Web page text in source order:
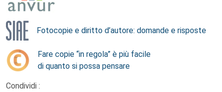
Fotocopie e diritto d’autore: domande e risposte
Fare copie “in regola” è più facile
di quanto si possa pensare
Condividi :